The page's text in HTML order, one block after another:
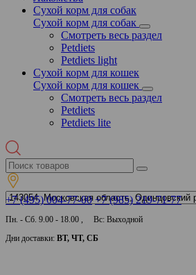
Сухой корм для собак
Сухой корм для собак
Смотреть весь раздел
Petdiets
Petdiets light
Сухой корм для кошек
Сухой корм для кошек
Смотреть весь раздел
Petdiets
Petdiets lite
+7 (495) 004-77-00 +7 (985) 219-71-77
Пн. - Сб. 9.00 - 18.00 , Вс: Выходной
Дни доставки: ВТ, ЧТ, СБ